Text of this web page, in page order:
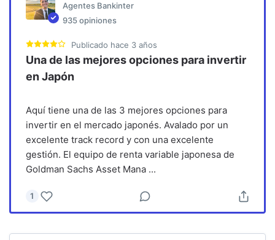
Agentes Bankinter
935 opiniones
Publicado hace 3 años
Una de las mejores opciones para invertir
en Japón
Aquí tiene una de las 3 mejores opciones para
invertir en el mercado japonés. Avalado por un
excelente track record y con una excelente
gestión. El equipo de renta variable japonesa de
Goldman Sachs Asset Mana...
1